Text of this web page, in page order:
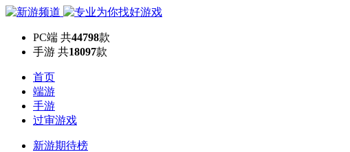
PC端 共44798款
手游 共18097款
首页
端游
手游
过审游戏
新游期待榜